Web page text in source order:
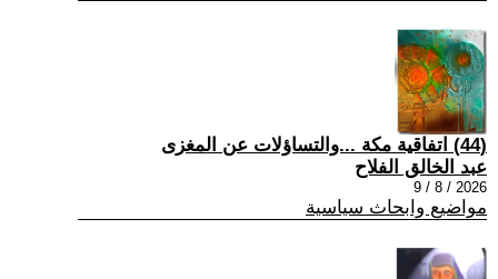
(44) اتفاقية مكة ...والتساؤلات عن المغزى
عبد الخالق الفلاح
2026 / 8 / 9
مواضيع وابحاث سياسية